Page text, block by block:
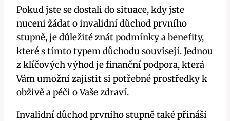
Pokud jste se dostali do situace, kdy jste
nuceni žádat o invalidní důchod prvního
stupně, je důležité znát podmínky a benefity,
které s tímto typem důchodu souvisejí. Jednou
z klíčových výhod je finanční podpora, která
Vám umožní zajistit si potřebné prostředky k
obživě a péči o Vaše zdraví.
Invalidní důchod prvního stupně také přináší